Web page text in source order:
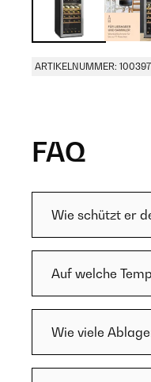
ARTIKELNUMMER:
FAQ
Wie schützt er
Auf welche
Wie viele